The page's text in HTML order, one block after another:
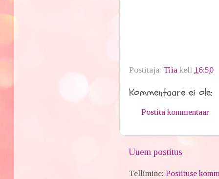
Postitaja: Tiia kell 16:50
Kommentaare ei ole:
Postita kommentaar
Uuem postitus
Tellimine:Postituse